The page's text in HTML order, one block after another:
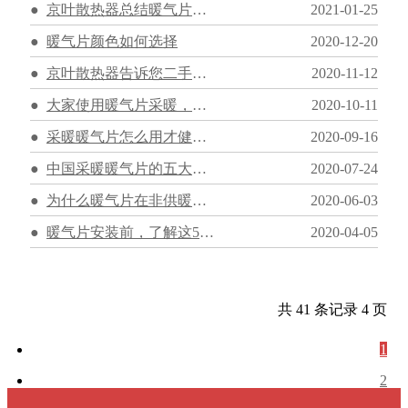
京叶散热器总结暖气片安装常见位置 2021-01-25
暖气片颜色如何选择 2020-12-20
京叶散热器告诉您二手房装修改造暖气片需要注意什么？ 2020-11-12
大家使用暖气片采暖，京叶散热器提醒需要注意这几点！ 2020-10-11
采暖暖气片怎么用才健康呢？ 2020-09-16
中国采暖暖气片的五大优势，安装暖气片有何好处？ 2020-07-24
为什么暖气片在非供暖期要蓄水保养？ 2020-06-03
暖气片安装前，了解这5个细节很重要！ 2020-04-05
共 41 条记录 4 页
1
2